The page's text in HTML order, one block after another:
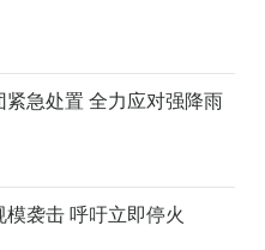
急处置 全力应对强降雨
袭击 呼吁立即停火